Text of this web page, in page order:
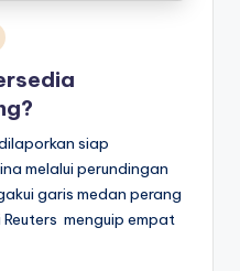
siap
melalui perundingan
garis medan perang
menguip empat